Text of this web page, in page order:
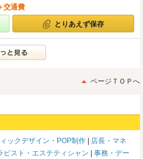
交通費
とりあえず保存
ページＴＯＰへ
ックデザイン・POP制作
店長・マネ
ピスト・エステティシャン
事務・デー